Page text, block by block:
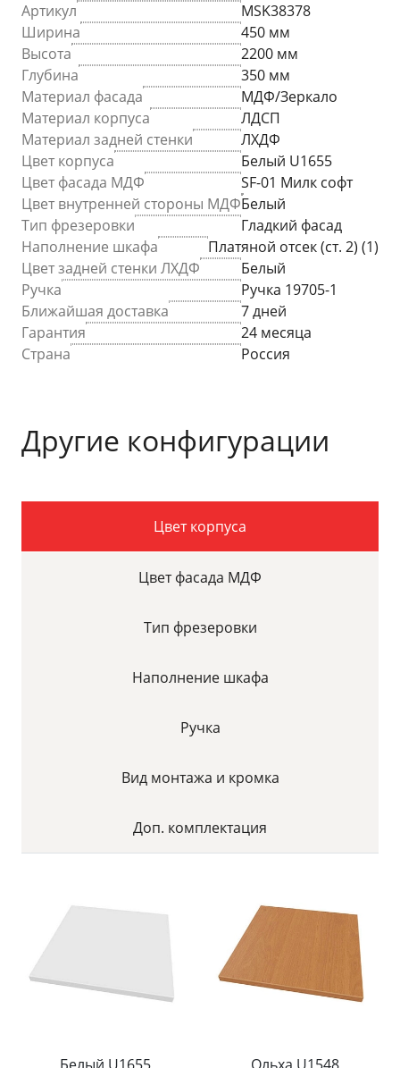
Артикул
MSK38378
Ширина
450 мм
Высота
2200 мм
Глубина
350 мм
Материал фасада
МДФ/Зеркало
Материал корпуса
ЛДСП
Материал задней стенки
ЛХДФ
Цвет корпуса
Белый U1655
Цвет фасада МДФ
SF-01 Милк софт
Цвет внутренней стороны МДФБелый
Тип фрезеровки
Гладкий фасад
Наполнение шкафа
Платяной отсек (ст. 2) (1)
Цвет задней стенки ЛХДФ
Белый
Ручка
Ручка 19705-1
Ближайшая доставка
7 дней
Гарантия
24 месяца
Страна
Россия
Другие конфигурации
Цвет корпуса
Цвет фасада МДФ
Тип фрезеровки
Наполнение шкафа
Ручка
Вид монтажа и кромка
Доп. комплектация